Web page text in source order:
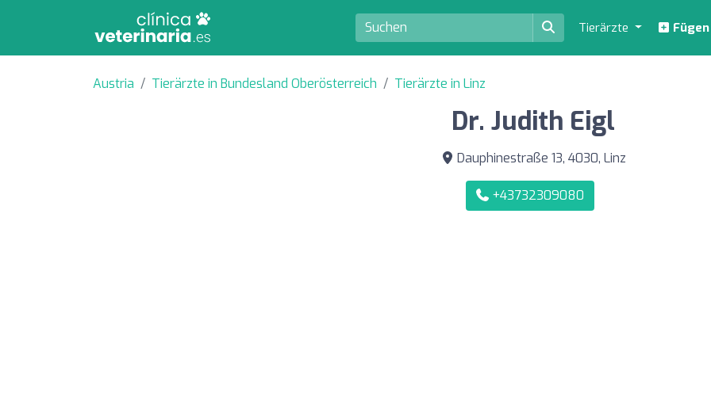
Tierärzte
Austria Tierärzte in Bundesland Oberösterreich Tierärzte in Linz
Dr. Judith Eigl
Dauphinestraße 13, 4030, Linz
+43732309080